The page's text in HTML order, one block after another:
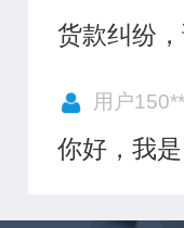
货款纠纷
用户
你好，我
於惠州強制執行